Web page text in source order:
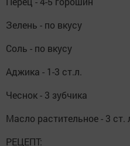
Зелень - по вкусу
Соль - по вкусу
Аджика - 1-3 ст.л.
Чеснок - 3 зубчика
Масло растительное - 3 ст.
РЕЦЕПТ: